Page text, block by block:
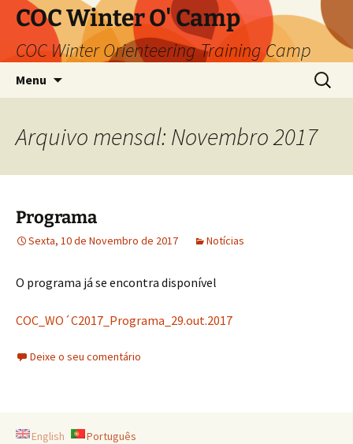
Saltar
para
conteúdo
COC Winter O' Camp
COC Winter Orienteering Training Camp
Menu
por:
Arquivo mensal: Novembro 2017
Programa
Sexta, 10 de Novembro de 2017 Notícias
O programa já se encontra disponível
COC_WO´C2017_Programa_29.out.2017
Deixe o seu comentário
English Português